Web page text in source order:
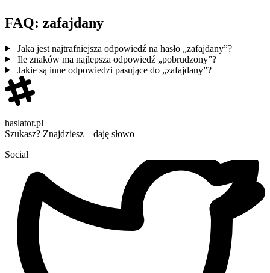
FAQ: zafajdany
Jaka jest najtrafniejsza odpowiedź na hasło „zafajdany”?
Ile znaków ma najlepsza odpowiedź „pobrudzony”?
Jakie są inne odpowiedzi pasujące do „zafajdany”?
haslator.pl
Szukasz? Znajdziesz – daję słowo
Social